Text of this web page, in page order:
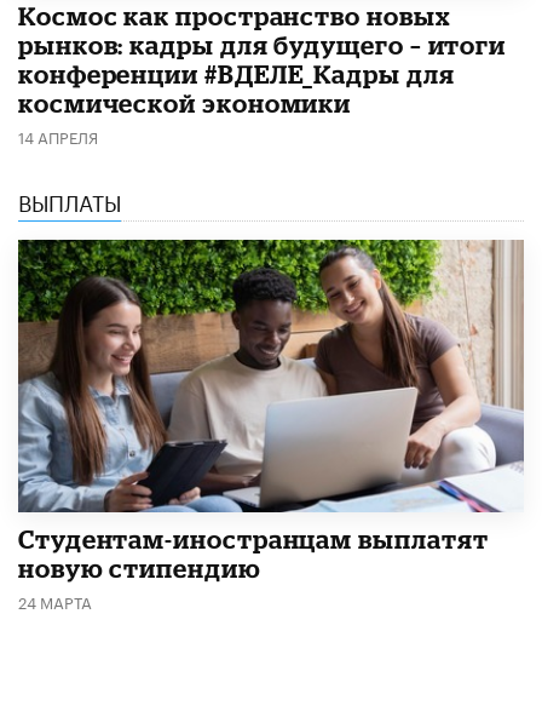
Космос как пространство новых
рынков: кадры для будущего – итоги
конференции #ВДЕЛЕ_Кадры для
космической экономики
14 АПРЕЛЯ
ВЫПЛАТЫ
Студентам-иностранцам выплатят
новую стипендию
24 МАРТА